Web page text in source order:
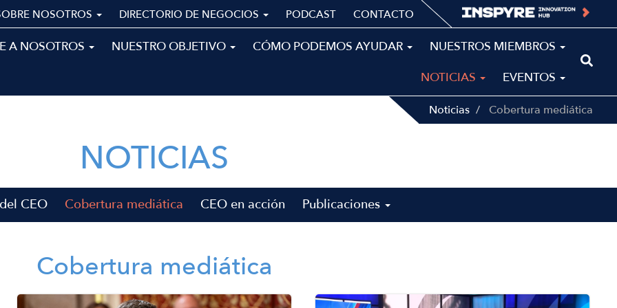
Noticias Cobertura mediática
NOSOTROS DIRECTORIO DE NEGOCIOS PODCAST CONTACTO
A NOSOTROS NUESTRO OBJETIVO CÓMO PODEMOS AYUDAR
NUESTROS MIEMBROS
NOTICIAS
EVENTOS
NOTICIAS
CEO Cobertura mediática CEO en acción Publicaciones
Cobertura mediática
Image Image